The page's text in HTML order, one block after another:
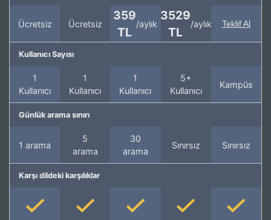
Ücretsiz Ücretsiz
359
TL
/aylık
3529
TL
/aylık Teklif Al
Kullanıcı Sayısı
1
Kullanıcı
1
Kullanıcı
1
Kullanıcı
5+
Kullanıcı
Kampüs
Günlük arama sınırı
1 arama
5
arama
30
arama
Sınırsız Sınırsız
Karşı dildeki karşılıklar